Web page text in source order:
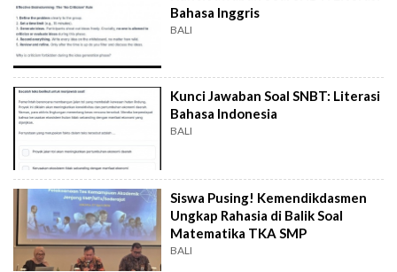
Bahasa Inggris
BALI
Kunci Jawaban Soal SNBT: Literasi
Bahasa Indonesia
BALI
Siswa Pusing! Kemendikdasmen
Ungkap Rahasia di Balik Soal
Matematika TKA SMP
BALI